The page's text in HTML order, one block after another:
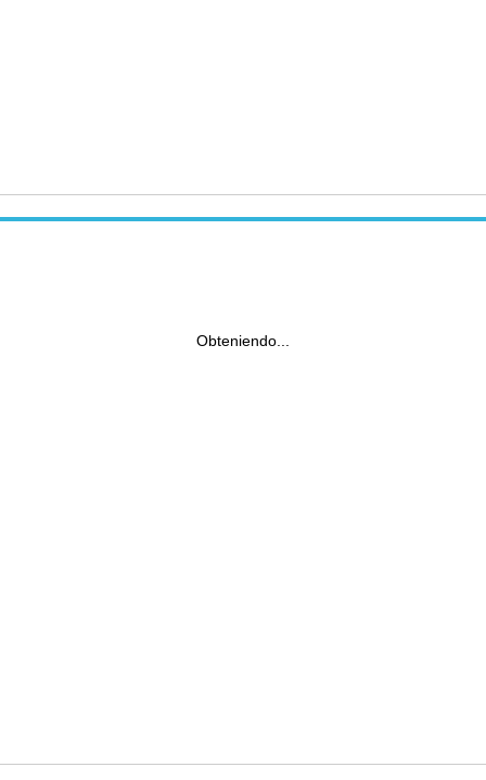
Obteniendo...